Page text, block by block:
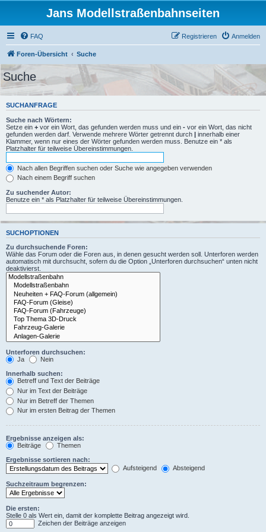
Jans Modellstraßenbahnseiten
FAQ Anmelden
Registrieren
Foren-Übersicht Suche
Suche
SUCHANFRAGE
Suche nach Wörtern:
Setze ein + vor ein Wort, das gefunden werden muss und ein - vor ein Wort, das nicht
gefunden werden darf. Verwende mehrere Wörter getrennt durch | innerhalb einer
Klammer, wenn nur eines der Wörter gefunden werden muss. Benutze ein * als
Platzhalter für teilweise Übereinstimmungen.
Nach allen Begriffen suchen oder Suche wie angegeben verwenden
Nach einem Begriff suchen
Zu suchender Autor:
Benutze ein * als Platzhalter für teilweise Übereinstimmungen.
SUCHOPTIONEN
Zu durchsuchende Foren:
Wähle das Forum oder die Foren aus, in denen gesucht werden soll. Unterforen werden
automatisch mit durchsucht, sofern du die Option „Unterforen durchsuchen“ unten nicht
deaktivierst.
Unterforen durchsuchen:
Ja
Nein
Innerhalb suchen:
Betreff und Text der Beiträge
Nur im Text der Beiträge
Nur im Betreff der Themen
Nur im ersten Beitrag der Themen
Ergebnisse anzeigen als:
Beiträge
Themen
Ergebnisse sortieren nach:
Aufsteigend
Absteigend
Suchzeitraum begrenzen:
Die ersten:
Stelle 0 als Wert ein, damit der komplette Beitrag angezeigt wird.
Zeichen der Beiträge anzeigen